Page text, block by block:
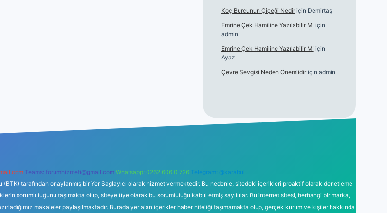
Koç Burcunun Çiçeği Nediriçin Demirtaş
Emrine Çek Hamiline Yazılabilir Mi için
admin
Emrine Çek Hamiline Yazılabilir Mi için
Ayaz
Çevre Sevgisi Neden Önemlidiriçin admin
Teams: forumhizmeti@gmail.com Whatsapp: 0262 606 0 726 Telegram: @karabul
tarafından onaylanmış bir Yer Sağlayıcı olarak hizmet vermektedir. Bu nedenle, sitedeki içerikleri proaktif olarak denetleme
sorumluluğunu taşımakta olup, siteye üye olarak bu sorumluluğu kabul etmiş sayılırlar. Bu internet sitesi, herhangi bir marka,
makaleler paylaşılmaktadır. Burada yer alan içerikler haber niteliği taşımamakta olup, gerçek kurum ve kişiler hakkında